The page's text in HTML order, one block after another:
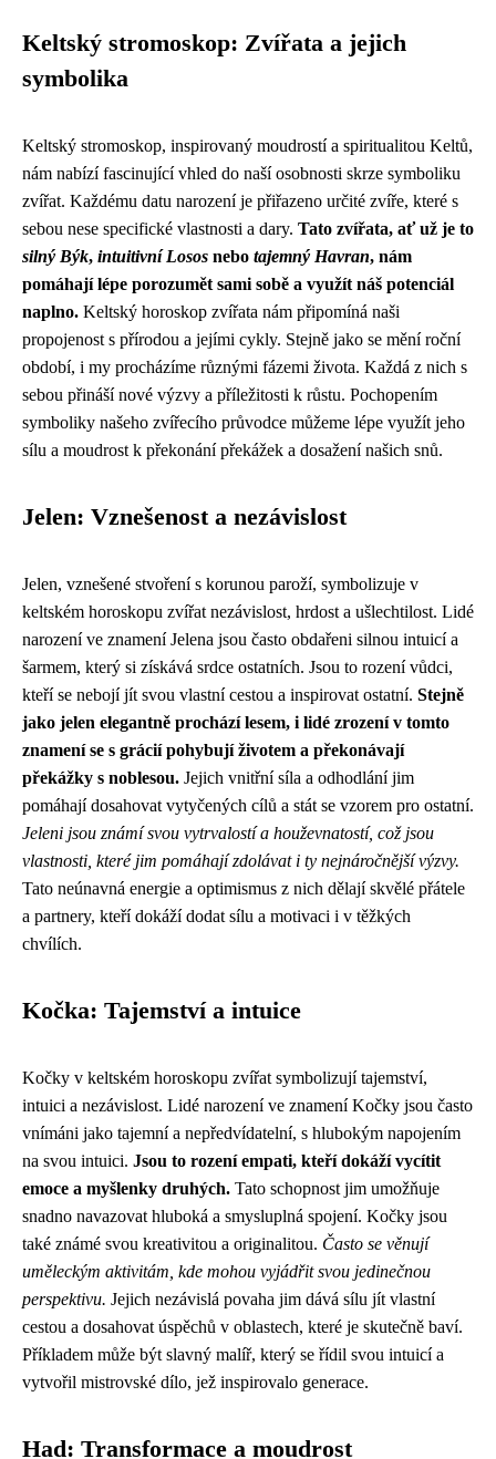
Keltský stromoskop: Zvířata a jejich
symbolika
Keltský stromoskop, inspirovaný moudrostí a spiritualitou Keltů,
nám nabízí fascinující vhled do naší osobnosti skrze symboliku
zvířat. Každému datu narození je přiřazeno určité zvíře, které s
sebou nese specifické vlastnosti a dary. Tato zvířata, ať už je to
silný Býk, intuitivní Losos nebo tajemný Havran, nám
pomáhají lépe porozumět sami sobě a využít náš potenciál
naplno. Keltský horoskop zvířata nám připomíná naši
propojenost s přírodou a jejími cykly. Stejně jako se mění roční
období, i my procházíme různými fázemi života. Každá z nich s
sebou přináší nové výzvy a příležitosti k růstu. Pochopením
symboliky našeho zvířecího průvodce můžeme lépe využít jeho
sílu a moudrost k překonání překážek a dosažení našich snů.
Jelen: Vznešenost a nezávislost
Jelen, vznešené stvoření s korunou paroží, symbolizuje v
keltském horoskopu zvířat nezávislost, hrdost a ušlechtilost. Lidé
narození ve znamení Jelena jsou často obdařeni silnou intuicí a
šarmem, který si získává srdce ostatních. Jsou to rození vůdci,
kteří se nebojí jít svou vlastní cestou a inspirovat ostatní. Stejně
jako jelen elegantně prochází lesem, i lidé zrození v tomto
znamení se s grácií pohybují životem a překonávají
překážky s noblesou. Jejich vnitřní síla a odhodlání jim
pomáhají dosahovat vytyčených cílů a stát se vzorem pro ostatní.
Jeleni jsou známí svou vytrvalostí a houževnatostí, což jsou
vlastnosti, které jim pomáhají zdolávat i ty nejnáročnější výzvy.
Tato neúnavná energie a optimismus z nich dělají skvělé přátele
a partnery, kteří dokáží dodat sílu a motivaci i v těžkých
chvílích.
Kočka: Tajemství a intuice
Kočky v keltském horoskopu zvířat symbolizují tajemství,
intuici a nezávislost. Lidé narození ve znamení Kočky jsou často
vnímáni jako tajemní a nepředvídatelní, s hlubokým napojením
na svou intuici. Jsou to rození empati, kteří dokáží vycítit
emoce a myšlenky druhých. Tato schopnost jim umožňuje
snadno navazovat hluboká a smysluplná spojení. Kočky jsou
také známé svou kreativitou a originalitou. Často se věnují
uměleckým aktivitám, kde mohou vyjádřit svou jedinečnou
perspektivu. Jejich nezávislá povaha jim dává sílu jít vlastní
cestou a dosahovat úspěchů v oblastech, které je skutečně baví.
Příkladem může být slavný malíř, který se řídil svou intuicí a
vytvořil mistrovské dílo, jež inspirovalo generace.
Had: Transformace a moudrost